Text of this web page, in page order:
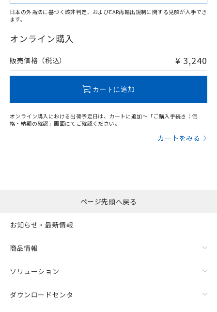
在庫等で未対応品が混在する可能性があります。
問い合わせください。
日本の外為法に基づく該非判定、およびEAR再輸出規制に関する見解が入手でき
ます。
オンライン購入
販売価格（税込） ¥ 3,240
カートに追加
オンライン購入における出荷予定日は、カートに追加～「ご購入手続き：価
格・納期の確認」画面にてご確認ください。
カートをみる
ページ先頭へ戻る
お知らせ・最新情報
商品情報
ソリューション
ダウンロードセンタ